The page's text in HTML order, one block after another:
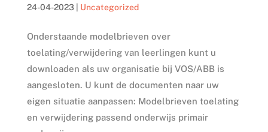
24-04-2023| Uncategorized
Onderstaande modelbrieven over
toelating/verwijdering van leerlingen kunt u
downloaden als uw organisatie bij VOS/ABB is
aangesloten. U kunt de documenten naar uw
eigen situatie aanpassen: Modelbrieven toelating
en verwijdering passend onderwijs primair